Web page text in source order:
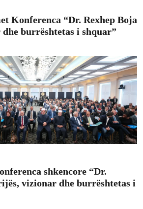
Konferenca “Dr. Rexhep Boja
burrështetas i shquar”
shkencore “Dr.
vizionar dhe burrështetas i